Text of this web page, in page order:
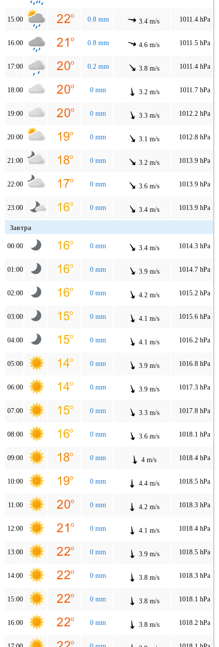
15:00 0.8 mm 3.4 m/s 1011.4 hPa
16:00 0.8 mm 4.6 m/s 1011.5 hPa
17:00 0.2 mm 3.8 m/s 1011.4 hPa
18:00 0 mm 3.2 m/s 1011.7 hPa
19:00 0 mm 3.3 m/s 1012.2 hPa
20:00 0 mm 3.1 m/s 1012.8 hPa
21:00 0 mm 3.2 m/s 1013.9 hPa
22:00 0 mm 3.6 m/s 1013.9 hPa
23:00 0 mm 3.4 m/s 1013.9 hPa
Завтра
00:00 0 mm 3.4 m/s 1014.3 hPa
01:00 0 mm 3.9 m/s 1014.7 hPa
02:00 0 mm 4.2 m/s 1015.2 hPa
03:00 0 mm 4.1 m/s 1015.6 hPa
04:00 0 mm 4.1 m/s 1016.2 hPa
05:00 0 mm 3.9 m/s 1016.8 hPa
06:00 0 mm 3.9 m/s 1017.3 hPa
07:00 0 mm 3.3 m/s 1017.8 hPa
08:00 0 mm 3.6 m/s 1018.1 hPa
09:00 0 mm 4 m/s 1018.4 hPa
10:00 0 mm 4.4 m/s 1018.5 hPa
11:00 0 mm 4.2 m/s 1018.3 hPa
12:00 0 mm 4.1 m/s 1018.4 hPa
13:00 0 mm 3.9 m/s 1018.5 hPa
14:00 0 mm 3.8 m/s 1018.3 hPa
15:00 0 mm 3.8 m/s 1018.1 hPa
16:00 0 mm 3.8 m/s 1018.2 hPa